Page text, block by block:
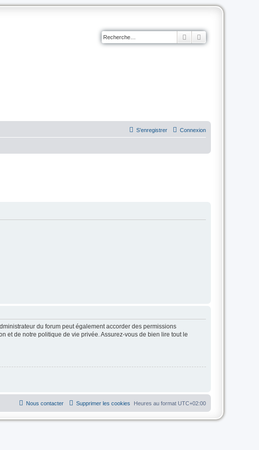
Rechercher
Connexion
S’enregistrer
du forum peut également accorder des permissions
et de notre politique de vie privée. Assurez-vous de bien lire tout le
Heures au format UTC+02:00
Supprimer les cookies
Nous contacter